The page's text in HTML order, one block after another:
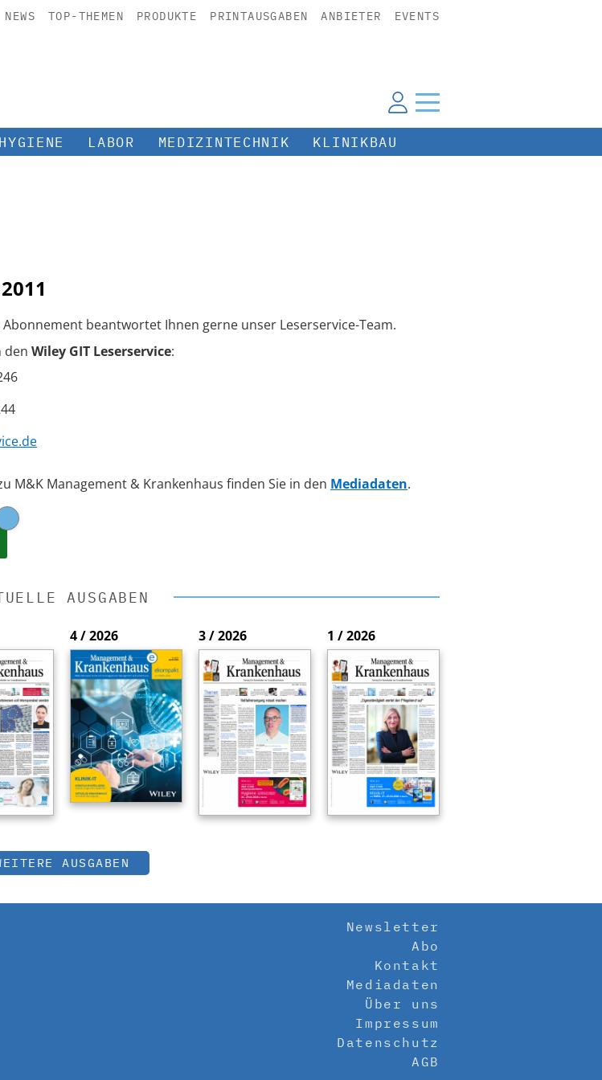
NEWS TOP-THEMEN PRODUKTE PRINTAUSGABEN ANBIETER EVENTS
HYGIENE LABOR MEDIZINTECHNIK KLINIKBAU
beantwortet Ihnen gerne unser Leserservice-Team.
den Wiley GIT Leserservice:
M&K Management & Krankenhaus finden Sie in den Mediadaten.
AUSGABEN
4 / 2026 3 / 2026 1 / 2026
AUSGABEN
Newsletter
Abo
Kontakt
Mediadaten
Über uns
Impressum
Datenschutz
AGB